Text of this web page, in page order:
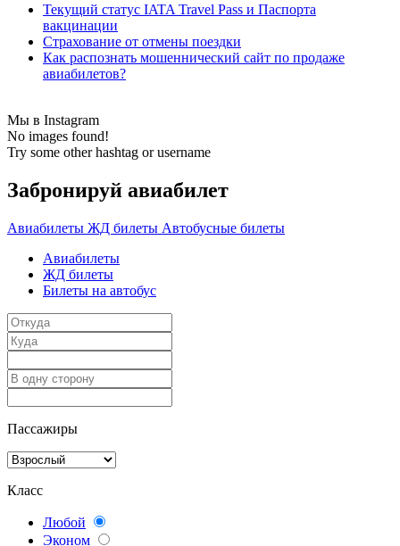
Текущий статус IATA Travel Pass и Паспорта
вакцинации
Страхование от отмены поездки
Как распознать мошеннический сайт по продаже
авиабилетов?
Мы в Instagram
No images found!
Try some other hashtag or username
Забронируй авиабилет
Авиабилеты ЖД билеты Автобусные билеты
Авиабилеты
ЖД билеты
Билеты на автобус
Пассажиры
Класс
Любой
Эконом